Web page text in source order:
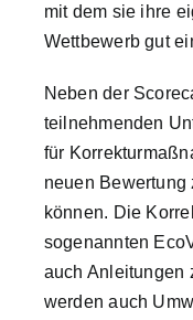
mit dem sie ihre
Wettbewerb gut
Neben der
teilnehmenden
für
neuen Bewertung
können. Die
sogenannten
auch Anleitungen
werden auch